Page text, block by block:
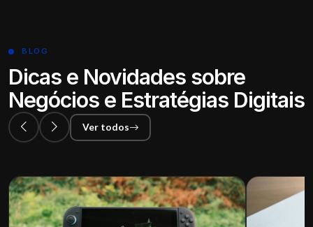
BLOG
Dicas e Novidades sobre
Negócios e Estratégias Digitais
Ver todos